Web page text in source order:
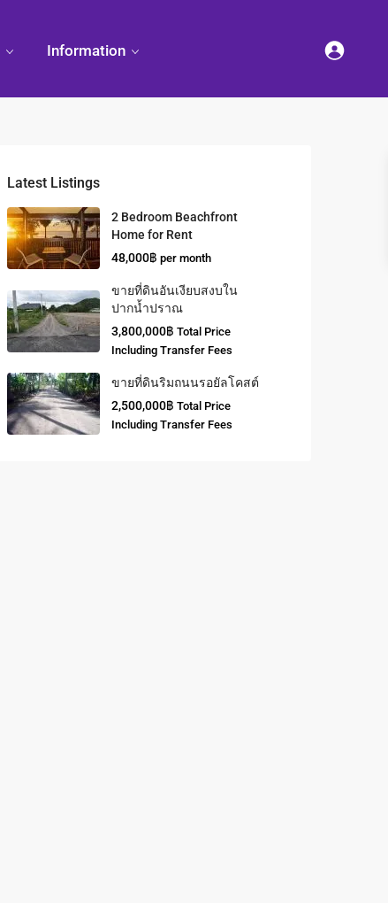
Information
Latest Listings
2 Bedroom Beachfront
Home for Rent
48,000฿ per month
ขายที่ดินอันเงียบสงบใน
ปากน้ำปราณ
3,800,000฿ Total Price
Including Transfer Fees
ขายที่ดินริมถนนรอยัลโคสต์
2,500,000฿ Total Price
Including Transfer Fees